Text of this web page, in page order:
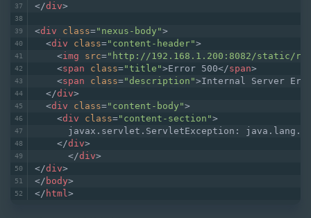
</div>
<div class="nexus-body">
<div class="content-header">
<img src="http://192.168.1.200:8082/static/
<span class="title">Error 500</span>
<span class="description">Internal Server
</div>
<div class="content-body">
<div class="content-section">
javax.servlet.ServletException:
</div>
</div>
</div>
</ body>
</ html>